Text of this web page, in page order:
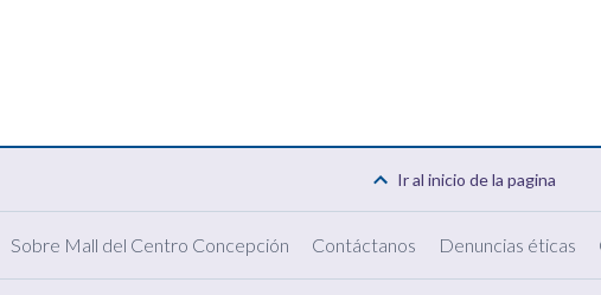
Ir al inicio de la pagina
Sobre Mall del Centro Concepción Contáctanos Denuncias éticas